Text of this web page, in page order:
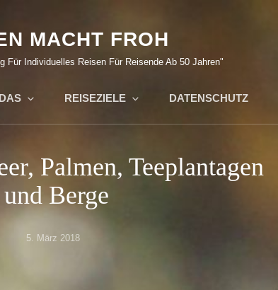
MACHT FROH
Für Individuelles Reisen Für Reisende Ab 50 Jahren"
REISEZIELE DATENSCHUTZ
Palmen, Teeplantagen
und Berge
Posted
5. März 2018